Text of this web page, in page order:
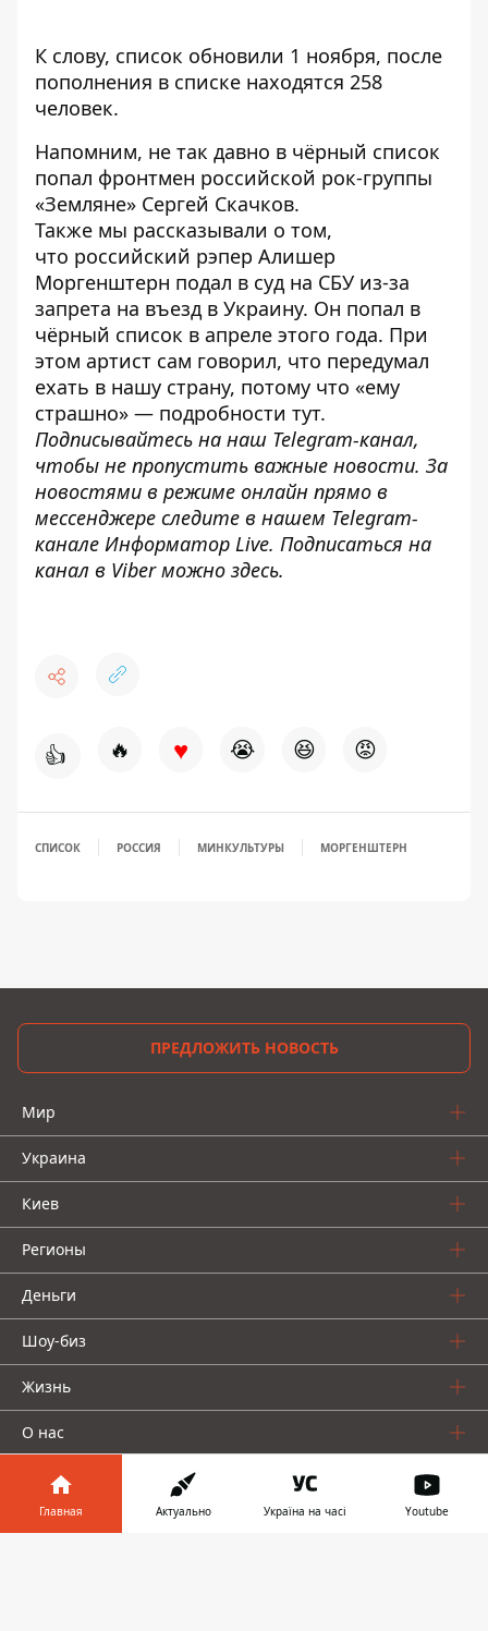
К слову, список обновили 1 ноября, после
пополнения в списке находятся 258
человек.
Напомним, не так давно в чёрный список
попал фронтмен российской рок-группы
«Земляне» Сергей Скачков.
Также мы рассказывали о том,
что российский рэпер Алишер
Моргенштерн подал в суд на СБУ из-за
запрета на въезд в Украину. Он попал в
чёрный список в апреле этого года. При
этом артист сам говорил, что передумал
ехать в нашу страну, потому что «ему
страшно» — подробности тут.
Подписывайтесь на наш Telegram-канал,
чтобы не пропустить важные новости. За
новостями в режиме онлайн прямо в
мессенджере следите в нашем Telegram-
канале Информатор Live. Подписаться на
канал в Viber можно здесь.
👍 🔥 ♥ 😭 😆 😡
СПИСОК РОССИЯ МИНКУЛЬТУРЫ МОРГЕНШТЕРН
ПРЕДЛОЖИТЬ НОВОСТЬ
Мир
Украина
Киев
Регионы
Деньги
Шоу-биз
Жизнь
О нас
Главная Актуально Україна на часі Youtube